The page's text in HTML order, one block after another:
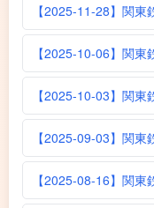
【2025-11-28】関東
【2025-10-06】関東
【2025-10-03】関東
【2025-09-03】関東
【2025-08-16】関東